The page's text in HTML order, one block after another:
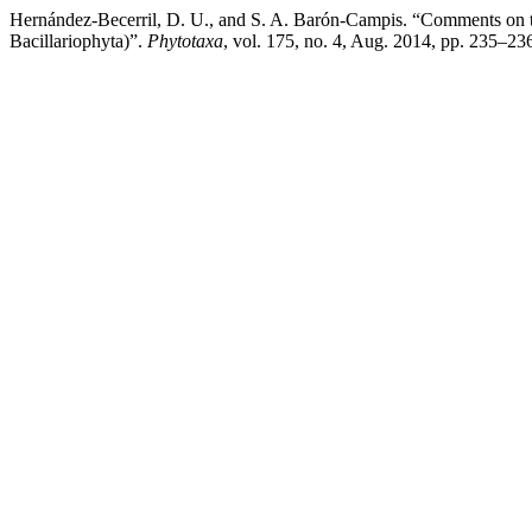
Hernández-Becerril, D. U., and S. A. Barón-Campis. “Comments
Bacillariophyta)”. Phytotaxa, vol. 175, no. 4, Aug. 2014, pp.